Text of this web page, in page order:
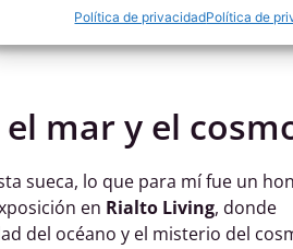
Política de privacidadPolítica de
mar y el
sueca, lo que para mí fue un
en Rialto Living, donde
del océano y el misterio del